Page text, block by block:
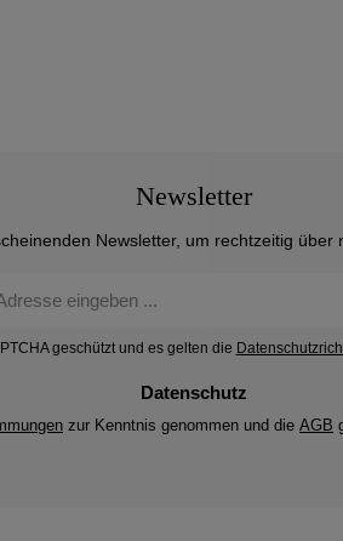
Newsletter
Newsletter, um rechtzeitig über
geschützt und es gelten die
Datenschutz
zur Kenntnis genommen und die AGB